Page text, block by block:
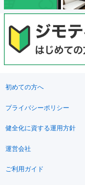
初めての方へ
プライバシーポリシー
健全化に資する運用方針
運営会社
ご利用ガイド